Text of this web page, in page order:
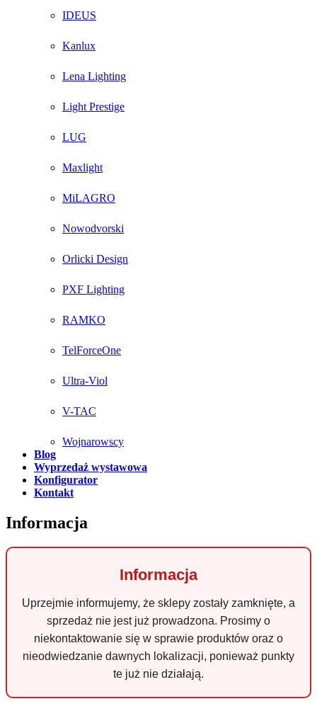
IDEUS
Kanlux
Lena Lighting
Light Prestige
LUG
Maxlight
MiLAGRO
Nowodvorski
Orlicki Design
PXF Lighting
RAMKO
TelForceOne
Ultra-Viol
V-TAC
Wojnarowscy
Blog
Wyprzedaż wystawowa
Konfigurator
Kontakt
Informacja
Informacja
Uprzejmie informujemy, że sklepy zostały zamknięte, a
sprzedaż nie jest już prowadzona. Prosimy o
niekontaktowanie się w sprawie produktów oraz o
nieodwiedzanie dawnych lokalizacji, ponieważ punkty
te już nie działają.